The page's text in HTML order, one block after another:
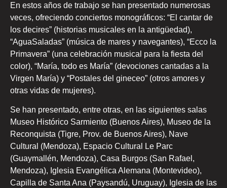
En estos años de trabajo se han presentado numerosas
veces, ofreciendo conciertos monográficos: “El cantar de
los decires” (historias musicales en la antigüedad),
“AguaSaladas” (música de mares y navegantes), “Ecco la
Primavera” (una celebración musical para la fiesta del
color), “María, todo es María” (devociones cantadas a la
Virgen María) y “Postales del gineceo” (otros amores y
otras vidas de mujeres).
Se han presentado, entre otras, en las siguientes salas
Museo Histórico Sarmiento (Buenos Aires), Museo de la
Reconquista (Tigre, Prov. de Buenos Aires), Nave
Cultural (Mendoza), Espacio Cultural Le Parc
(Guaymallén, Mendoza), Casa Burgos (San Rafael,
Mendoza), Iglesia Evangélica Alemana (Montevideo),
Capilla de Santa Ana (Paysandú, Uruguay), Iglesia de las